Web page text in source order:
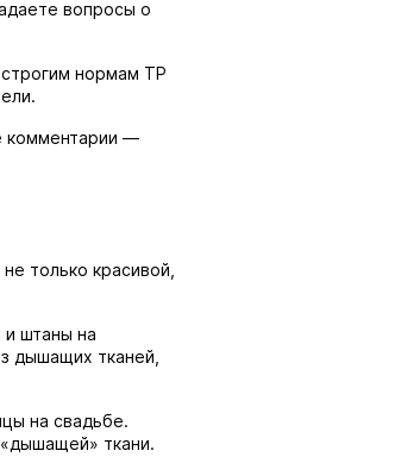
вопросы о
нормам ТР
комментарии —
только красивой,
штаны на
дышащих тканей,
на свадьбе.
ткани.